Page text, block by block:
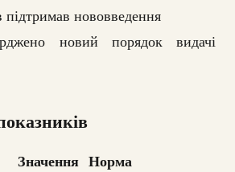
підтримав нововведення
новий порядок видачі
Значення Норма